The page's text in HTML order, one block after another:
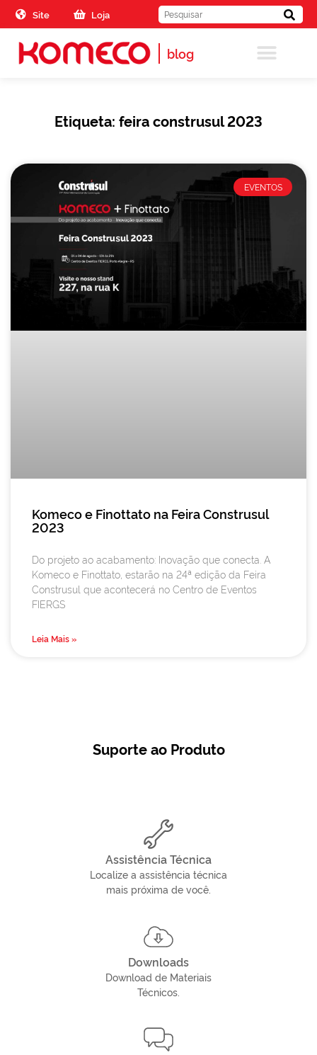
Skip to the content
Site Loja
blog
Etiqueta: feira construsul 2023
EVENTOS
Komeco e Finottato na Feira Construsul
2023
Do projeto ao acabamento: Inovação que conecta. A
Komeco e Finottato, estarão na 24ª edição da Feira
Construsul que acontecerá no Centro de Eventos
FIERGS
Leia Mais »
Suporte ao Produto
Assistência Técnica
Localize a assistência técnica
mais próxima de você.
Downloads
Download de Materiais
Técnicos.